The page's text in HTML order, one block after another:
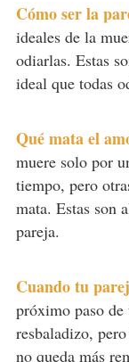
Cómo ser la
ideales de la
odiarlas. Estas
ideal que todas
Qué mata el
muere solo por
tiempo, pero
mata. Estas son
pareja.
Cuando tu
próximo paso de
resbaladizo,
no queda más